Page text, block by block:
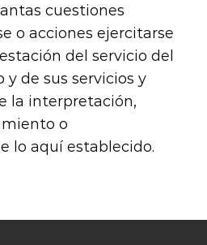
cuestiones
o acciones ejercitarse
del servicio del
de sus servicios y
la interpretación,
o
lo aquí establecido.